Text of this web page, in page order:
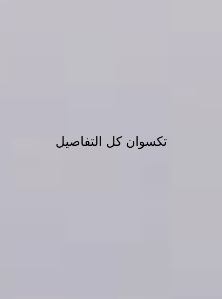
تكسوان كل التفاصيل